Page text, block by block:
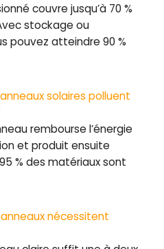
couvre jusqu’à 70 %
stockage ou
pouvez atteindre 90 %
solaires polluent
rembourse l’énergie
et produit ensuite
% des matériaux sont
nécessitent